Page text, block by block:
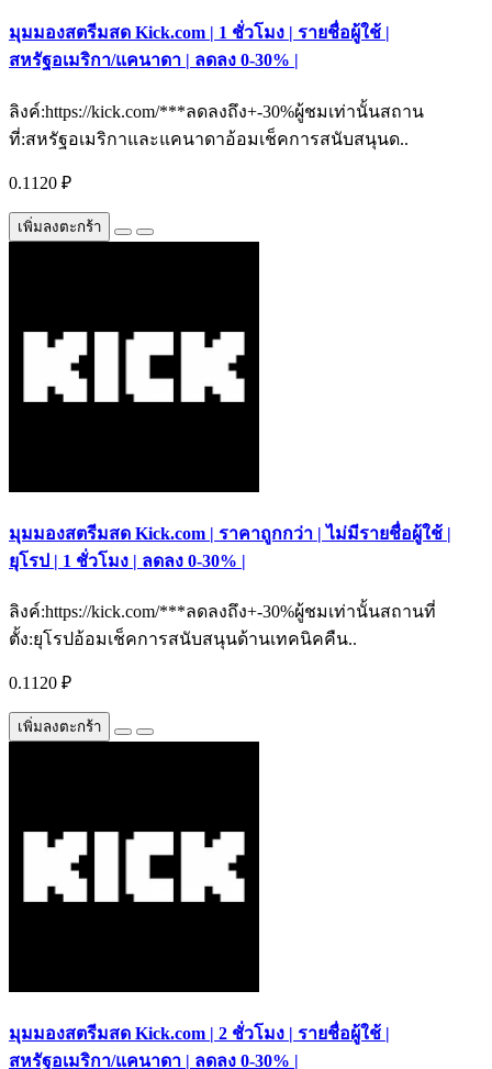
มุมมองสตรีมสด Kick.com | 1 ชั่วโมง | รายชื่อผู้ใช้ |
สหรัฐอเมริกา/แคนาดา | ลดลง 0-30% |
ลิงค์:https://kick.com/***ลดลงถึง+-30%ผู้ชมเท่านั้นสถาน
ที่:สหรัฐอเมริกาและแคนาดาอ้อมเช็คการสนับสนุนด..
0.1120 ₽
เพิ่มลงตะกร้า
มุมมองสตรีมสด Kick.com | ราคาถูกกว่า | ไม่มีรายชื่อผู้ใช้ |
ยุโรป | 1 ชั่วโมง | ลดลง 0-30% |
ลิงค์:https://kick.com/***ลดลงถึง+-30%ผู้ชมเท่านั้นสถานที่
ตั้ง:ยุโรปอ้อมเช็คการสนับสนุนด้านเทคนิคคืน..
0.1120 ₽
เพิ่มลงตะกร้า
มุมมองสตรีมสด Kick.com | 2 ชั่วโมง | รายชื่อผู้ใช้ |
สหรัฐอเมริกา/แคนาดา | ลดลง 0-30% |